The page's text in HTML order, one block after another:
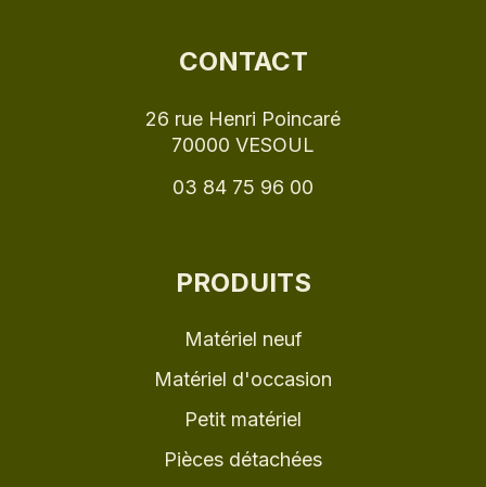
CONTACT
26 rue Henri Poincaré
70000 VESOUL
03 84 75 96 00
PRODUITS
Matériel neuf
Matériel d'occasion
Petit matériel
Pièces détachées